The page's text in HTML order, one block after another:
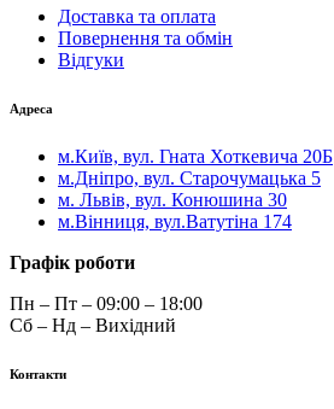
Доставка та оплата
Повернення та обмін
Відгуки
Адреса
м.Київ, вул. Гната Хоткевича 20Б
м.Дніпро, вул. Старочумацька 5
м. Львів, вул. Конюшина 30
м.Вінниця, вул.Ватутіна 174
Графік роботи
Пн – Пт – 09:00 – 18:00
Сб – Нд – Вихідний
Контакти